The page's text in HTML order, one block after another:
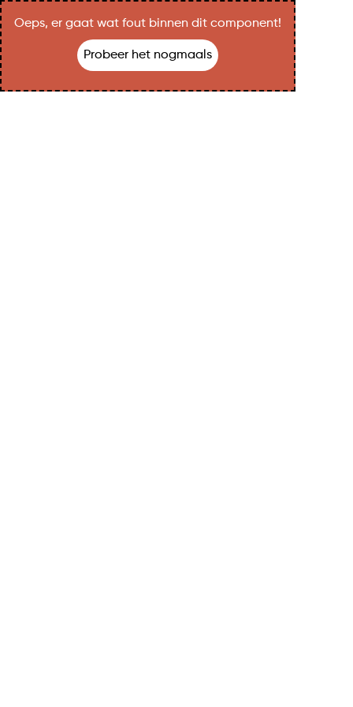
Oeps, er gaat wat fout binnen dit component!
Probeer het nogmaals